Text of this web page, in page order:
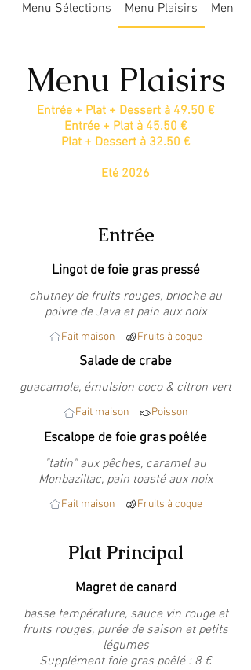
Menu Sélections Menu Plaisirs Menu
Menu Plaisirs
Entrée + Plat + Dessert à 49.50 €
Entrée + Plat à 45.50 €
Plat + Dessert à 32.50 €
Eté 2026
Entrée
Lingot de foie gras pressé
chutney de fruits rouges, brioche au
poivre de Java et pain aux noix
Fait maison Fruits à coque
Salade de crabe
guacamole, émulsion coco & citron vert
Fait maison Poisson
Escalope de foie gras poêlée
"tatin" aux pêches, caramel au
Monbazillac, pain toasté aux noix
Fait maison Fruits à coque
Plat Principal
Magret de canard
basse température, sauce vin rouge et
fruits rouges, purée de saison et petits
légumes
Supplément foie gras poêlé : 8 €